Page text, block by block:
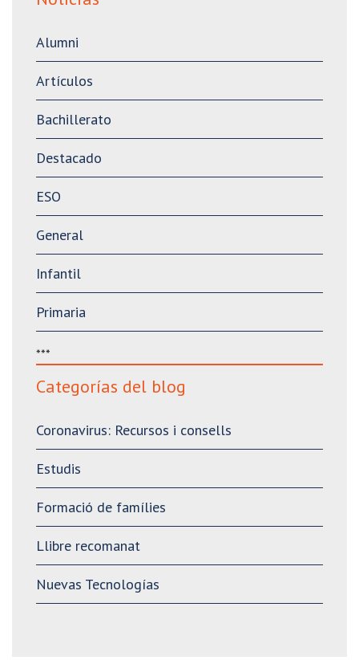
Alumni
Artículos
Bachillerato
Destacado
ESO
General
Infantil
Primaria
***
Categorías del blog
Coronavirus: Recursos i consells
Estudis
Formació de famílies
Llibre recomanat
Nuevas Tecnologías